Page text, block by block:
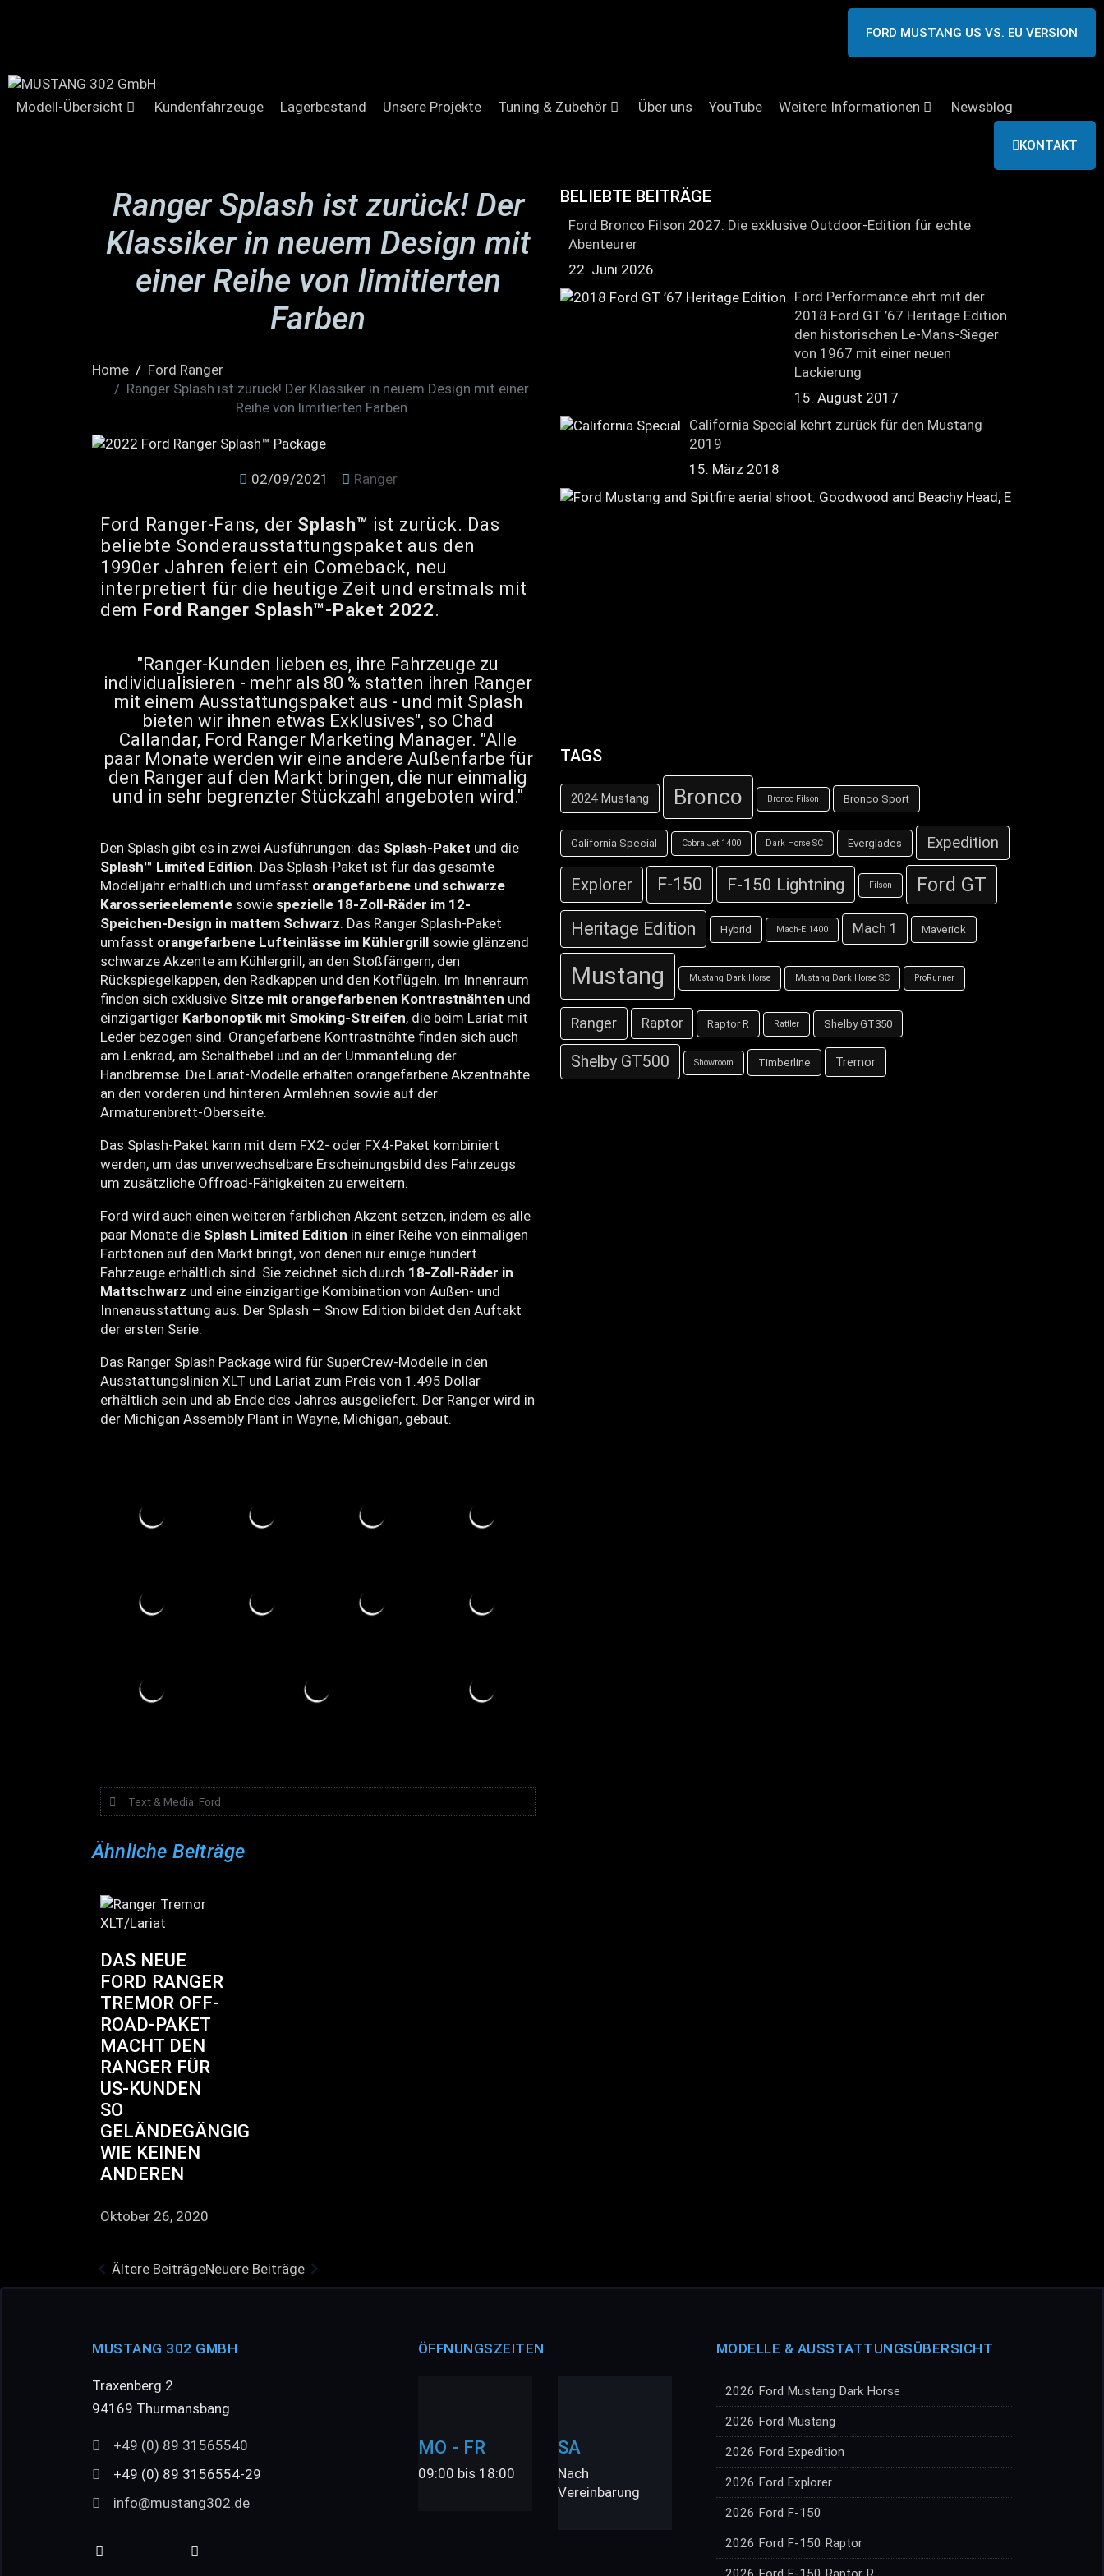
FORD MUSTANG US VS. EU VERSION
Modell-Übersicht Kundenfahrzeuge Lagerbestand Unsere Projekte Tuning & Zubehör Über uns YouTube Weitere Informationen Newsblog
KONTAKT
Ranger Splash ist zurück! Der
Klassiker in neuem Design mit
einer Reihe von limitierten
Farben
Home
Ford Ranger
Ranger Splash ist zurück! Der Klassiker in neuem Design mit einer
Reihe von limitierten Farben
02/09/2021 Ranger
Ford Ranger-Fans, der Splash™ ist zurück. Das
beliebte Sonderausstattungspaket aus den
1990er Jahren feiert ein Comeback, neu
interpretiert für die heutige Zeit und erstmals mit
dem Ford Ranger Splash™-Paket 2022.
"Ranger-Kunden lieben es, ihre Fahrzeuge zu
individualisieren - mehr als 80 % statten ihren Ranger
mit einem Ausstattungspaket aus - und mit Splash
bieten wir ihnen etwas Exklusives", so Chad
Callandar, Ford Ranger Marketing Manager. "Alle
paar Monate werden wir eine andere Außenfarbe für
den Ranger auf den Markt bringen, die nur einmalig
und in sehr begrenzter Stückzahl angeboten wird."
Den Splash gibt es in zwei Ausführungen: das Splash-Paket und die
Splash™ Limited Edition. Das Splash-Paket ist für das gesamte
Modelljahr erhältlich und umfasst orangefarbene und schwarze
Karosserieelemente sowie spezielle 18-Zoll-Räder im 12-
Speichen-Design in mattem Schwarz. Das Ranger Splash-Paket
umfasst orangefarbene Lufteinlässe im Kühlergrill sowie glänzend
schwarze Akzente am Kühlergrill, an den Stoßfängern, den
Rückspiegelkappen, den Radkappen und den Kotflügeln. Im Innenraum
finden sich exklusive Sitze mit orangefarbenen Kontrastnähten und
einzigartiger Karbonoptik mit Smoking-Streifen, die beim Lariat mit
Leder bezogen sind. Orangefarbene Kontrastnähte finden sich auch
am Lenkrad, am Schalthebel und an der Ummantelung der
Handbremse. Die Lariat-Modelle erhalten orangefarbene Akzentnähte
an den vorderen und hinteren Armlehnen sowie auf der
Armaturenbrett-Oberseite.
Das Splash-Paket kann mit dem FX2- oder FX4-Paket kombiniert
werden, um das unverwechselbare Erscheinungsbild des Fahrzeugs
um zusätzliche Offroad-Fähigkeiten zu erweitern.
Ford wird auch einen weiteren farblichen Akzent setzen, indem es alle
paar Monate die Splash Limited Edition in einer Reihe von einmaligen
Farbtönen auf den Markt bringt, von denen nur einige hundert
Fahrzeuge erhältlich sind. Sie zeichnet sich durch 18-Zoll-Räder in
Mattschwarz und eine einzigartige Kombination von Außen- und
Innenausstattung aus. Der Splash – Snow Edition bildet den Auftakt
der ersten Serie.
Das Ranger Splash Package wird für SuperCrew-Modelle in den
Ausstattungslinien XLT und Lariat zum Preis von 1.495 Dollar
erhältlich sein und ab Ende des Jahres ausgeliefert. Der Ranger wird in
der Michigan Assembly Plant in Wayne, Michigan, gebaut.
Text & Media: Ford
Ähnliche Beiträge
DAS NEUE
FORD RANGER
TREMOR OFF-
ROAD-PAKET
MACHT DEN
RANGER FÜR
US-KUNDEN
SO
GELÄNDEGÄNGIG
WIE KEINEN
ANDEREN
Oktober 26, 2020
Ältere BeiträgeNeuere Beiträge
BELIEBTE BEITRÄGE
Ford Bronco Filson 2027: Die exklusive Outdoor-Edition für echte
Abenteurer
22. Juni 2026
Ford Performance ehrt mit der
2018 Ford GT ’67 Heritage Edition
den historischen Le-Mans-Sieger
von 1967 mit einer neuen
Lackierung
15. August 2017
California Special kehrt zurück für den Mustang
2019
15. März 2018
TAGS
2024 Mustang Bronco Bronco Filson Bronco Sport
California Special Cobra Jet 1400 Dark Horse SC Everglades Expedition
Explorer F-150 F-150 Lightning Filson Ford GT
Heritage Edition Hybrid Mach-E 1400 Mach 1 Maverick
Mustang Mustang Dark Horse Mustang Dark Horse SC ProRunner
Ranger Raptor Raptor R Rattler Shelby GT350
Shelby GT500 Showroom Timberline Tremor
MUSTANG 302 GMBH
Traxenberg 2
94169 Thurmansbang
+49 (0) 89 31565540
+49 (0) 89 3156554-29
info@mustang302.de
ÖFFNUNGSZEITEN
MO - FR
09:00 bis 18:00
SA
Nach
Vereinbarung
MODELLE & AUSSTATTUNGSÜBERSICHT
2026 Ford Mustang Dark Horse
2026 Ford Mustang
2026 Ford Expedition
2026 Ford Explorer
2026 Ford F-150
2026 Ford F-150 Raptor